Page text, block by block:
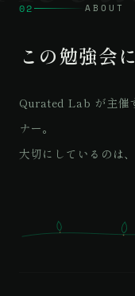
02 ABOUT
この勉強会に
Qurated Lab が主催
ナー。
大切にしているのは